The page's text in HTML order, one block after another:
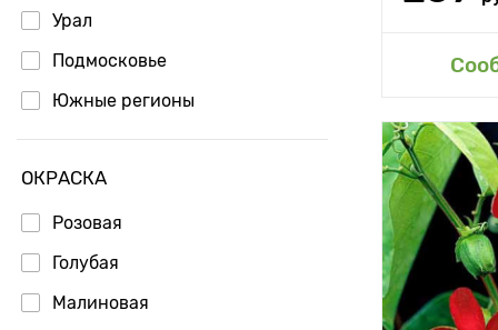
Урал
Подмосковье
Южные регионы
ОКРАСКА
Розовая
Голубая
Малиновая
Высота
Растояние
растениями